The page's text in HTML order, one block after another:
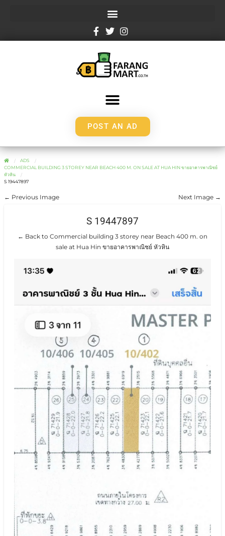
POST AN AD
ADS
COMMERCIAL BUILDING 3 STOREY NEAR BEACH 400 M. ON SALE AT HUA HIN ขายอาคารพาณิชย์
หัวหิน
S 19447897
← Previous Image Next Image →
S 19447897
← Back to Commercial building 3 storey near Beach 400 m. on
sale at Hua Hin ขายอาคารพาณิชย์ หัวหิน